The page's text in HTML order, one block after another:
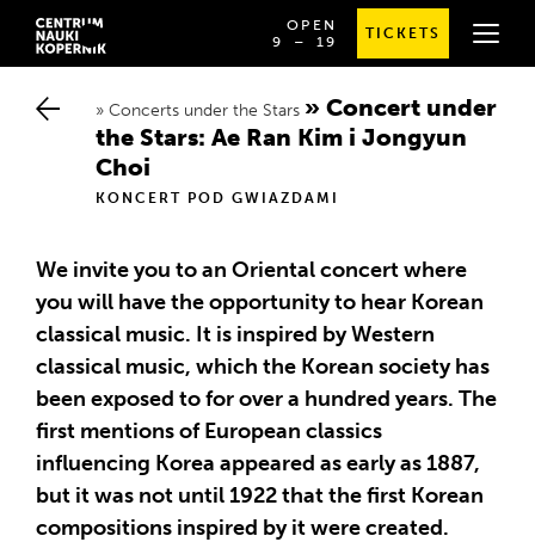
OPEN
OD
GODZINY
19:00
9 ⁠–⁠ 19
SPRAWDŹ
SZCZEGÓŁOWE
TICKETS
Concerts under the Stars
Concert under t
he Stars: Ae Ran Kim i Jongyun C
hoi
KONCERT POD GWIAZDAMI
We invite you to an Oriental concert where
you will have the opportunity to hear Korean
classical music. It is inspired by Western
classical music, which the Korean society has
been exposed to for over a hundred years. The
first mentions of European classics
influencing Korea appeared as early as 1887,
but it was not until 1922 that the first Korean
compositions inspired by it were created.